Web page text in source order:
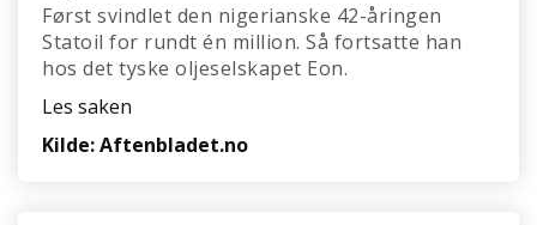
Først svindlet den nigerianske 42-åringen
Statoil for rundt én million. Så fortsatte han
hos det tyske oljeselskapet Eon.
Les saken
Kilde: Aftenbladet.no